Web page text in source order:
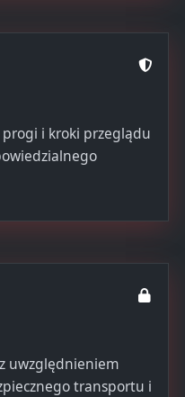
i kroki przeglądu
uwzględnieniem
transportu i